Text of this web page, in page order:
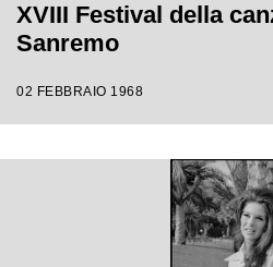
XVIII Festival della
Sanremo
02 FEBBRAIO 1968